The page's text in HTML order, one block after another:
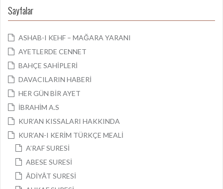
Sayfalar
ASHAB-I KEHF – MAĞARA YARANI
AYETLERDE CENNET
BAHÇE SAHİPLERİ
DAVACILARIN HABERİ
HER GÜN BİR AYET
İBRAHİM A.S
KUR’AN KISSALARI HAKKINDA
KUR’AN-I KERİM TÜRKÇE MEALİ
A’RAF SURESİ
ABESE SURESİ
ÂDİYÂT SURESİ